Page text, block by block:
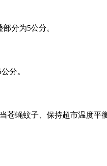
分为5公分。
分。
蝇蚊子、保持超市温度平